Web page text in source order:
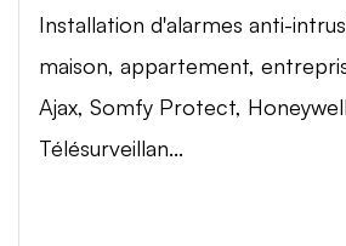
Installation d'alarmes anti-
maison, appartement,
Ajax, Somfy Protect,
Télésurveillan...